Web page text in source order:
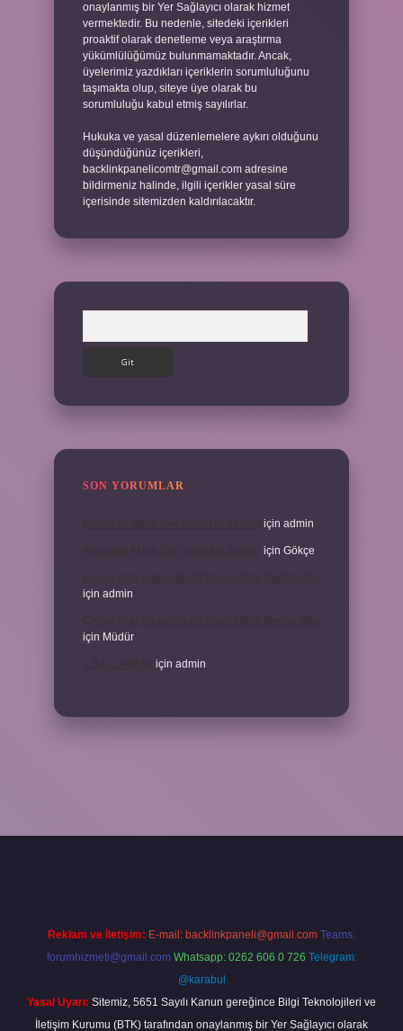
onaylanmış bir Yer Sağlayıcı olarak hizmet
vermektedir. Bu nedenle, sitedeki içerikleri
proaktif olarak denetleme veya araştırma
yükümlülüğümüz bulunmamaktadır. Ancak,
üyelerimiz yazdıkları içeriklerin sorumluluğunu
taşımakta olup, siteye üye olarak bu
sorumluluğu kabul etmiş sayılırlar.
Hukuka ve yasal düzenlemelere aykırı olduğunu
düşündüğünüz içerikleri,
backlinkpanelicomtr@gmail.com adresine
bildirmeniz halinde, ilgili içerikler yasal süre
içerisinde sitemizden kaldırılacaktır.
SON YORUMLAR
için admin
için Gökçe
için admin
için Müdür
için admin
Reklam ve İletişim: E-mail: backlinkpaneli@gmail.com Teams:
forumhizmeti@gmail.com Whatsapp: 0262 606 0 726 Telegram:
@karabul
Yasal Uyarı: Sitemiz, 5651 Sayılı Kanun gereğince Bilgi Teknolojileri ve
İletişim Kurumu (BTK) tarafından onaylanmış bir Yer Sağlayıcı olarak